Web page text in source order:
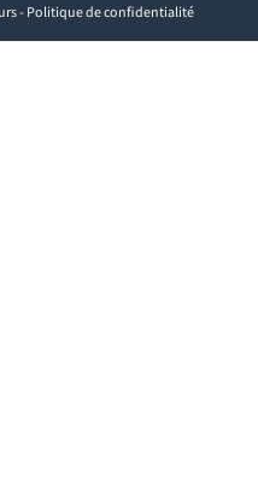
- Politique de confidentialité